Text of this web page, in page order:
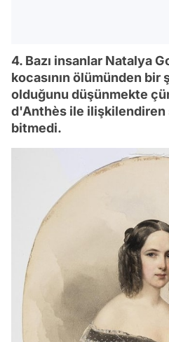
4. Bazı insanlar Natalya
kocasının ölümünden bir
olduğunu düşünmekte
d'Anthès ile
bitmedi.